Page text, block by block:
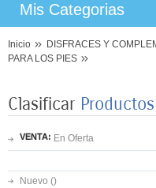
Mis Categorias
Inicio DISFRACES Y
PARA LOS PIES
Clasificar Productos
VENTA: En Oferta
Nuevo ()